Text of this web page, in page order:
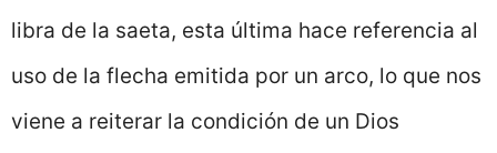
libra de la saeta, esta última hace referencia al
uso de la flecha emitida por un arco, lo que nos
viene a reiterar la condición de un Dios